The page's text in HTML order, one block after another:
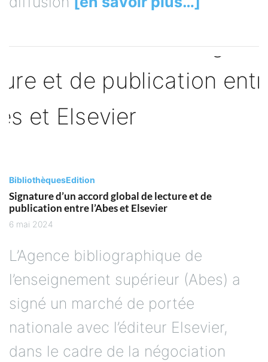
BibliothèquesEdition
Signature d’un accord global de lecture et de
publication entre l’Abes et Elsevier
6 mai 2024
L’Agence bibliographique de
l’enseignement supérieur (Abes) a
signé un marché de portée
nationale avec l’éditeur Elsevier,
dans le cadre de la négociation